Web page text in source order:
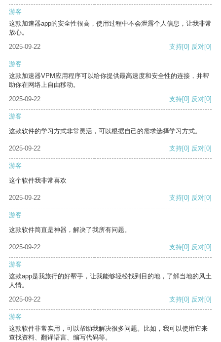
游客
这款加速器app的安全性很高，使用过程中不会泄露个人信息，让我非常
放心。
2025-09-22
支持[0] 反对[0]
游客
这款加速器VPM应用程序可以给你提供最高速度和安全性的连接，并帮
助你在网络上自由移动。
2025-09-22
支持[0] 反对[0]
游客
这款软件的学习方式非常灵活，可以根据自己的需求选择学习方式。
2025-09-22 支持[0] 反对[0]
游客
这个软件我非常喜欢
2025-09-22 支持[0] 反对[0]
游客
这款软件简直是神器，解决了我所有问题。
2025-09-22 支持[0] 反对[0]
游客
这款app是我旅行的好帮手，让我能够轻松找到目的地，了解当地的风土
人情。
2025-09-22
支持[0] 反对[0]
游客
这款软件非常实用，可以帮助我解决很多问题。比如，我可以使用它来
查找资料、翻译语言、编写代码等。